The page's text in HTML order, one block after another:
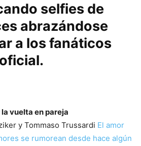
selfies de
abrazándose
a los fanáticos
vuelta en pareja
y Tommaso Trussardi El amor
se rumorean desde hace algún